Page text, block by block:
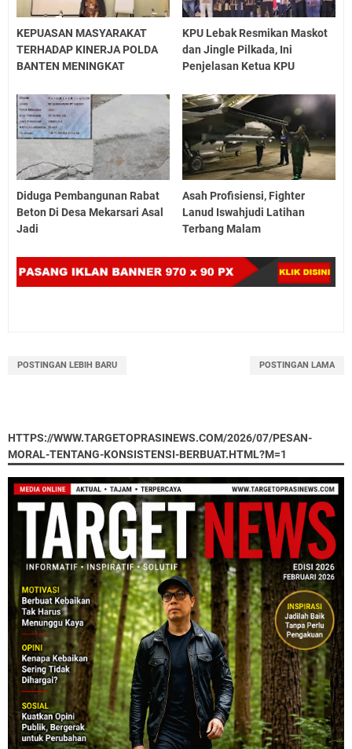
KEPUASAN MASYARAKAT
TERHADAP KINERJA POLDA
BANTEN MENINGKAT
KPU Lebak Resmikan Maskot
dan Jingle Pilkada, Ini
Penjelasan Ketua KPU
Diduga Pembangunan Rabat
Beton Di Desa Mekarsari Asal
Jadi
Asah Profisiensi, Fighter
Lanud Iswahjudi Latihan
Terbang Malam
POSTINGAN LEBIH BARU POSTINGAN LAMA
HTTPS://WWW.TARGETOPRASINEWS.COM/2026/07/PESAN-
MORAL-TENTANG-KONSISTENSI-BERBUAT.HTML?M=1